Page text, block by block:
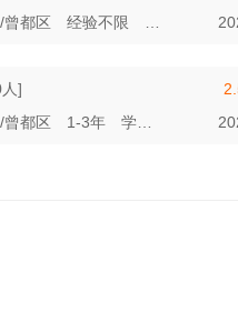
曾都区
经验不限
]
曾都区
1-3年 学历不限